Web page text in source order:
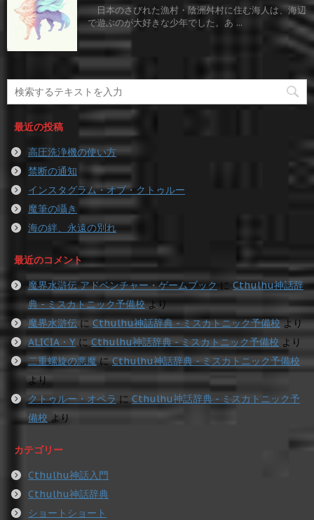
日本のさびれた漁村・陰洲舛村に住む海人は、海辺
で遊ぶのが大好きな少年でした。あ ...
最近の投稿
高圧洗浄機の使い方
禁断の通知
インスタグラム・オブ・クトゥルー
魔筆の囁き
海の絆、永遠の別れ
最近のコメント
魔界水滸伝 アドベンチャー・ゲームブック に Cthulhu神話辞
典 - ミスカトニック予備校より
魔界水滸伝 に Cthulhu神話辞典 - ミスカトニック予備校より
ALICIA・Y に Cthulhu神話辞典 - ミスカトニック予備校 より
二重螺旋の悪魔にCthulhu神話辞典 - ミスカトニック予備校
より
クトゥルー・オペラ に Cthulhu神話辞典 - ミスカトニック予
備校 より
カテゴリー
Cthulhu神話入門
Cthulhu神話辞典
ショートショート